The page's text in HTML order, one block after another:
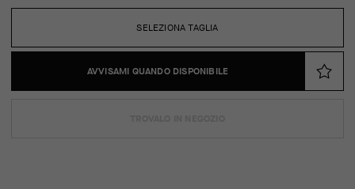
SELEZIONA TAGLIA
AVVISAMI QUANDO DISPONIBILE